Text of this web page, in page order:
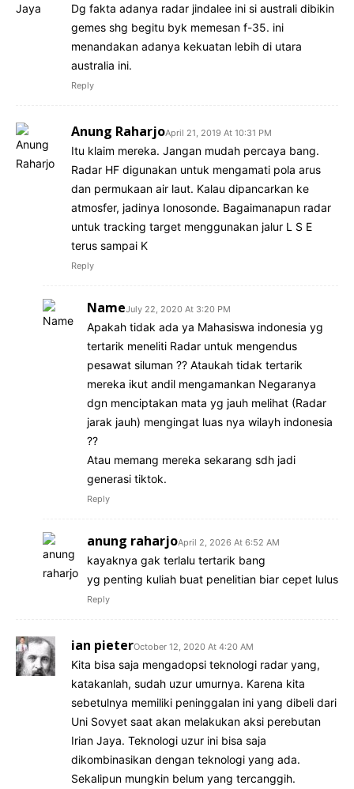
Dg fakta adanya radar jindalee ini si australi dibikin
gemes shg begitu byk memesan f-35. ini
menandakan adanya kekuatan lebih di utara
australia ini.
Reply
Anung RaharjoApril 21, 2019 At 10:31 PM
Itu klaim mereka. Jangan mudah percaya bang.
Radar HF digunakan untuk mengamati pola arus
dan permukaan air laut. Kalau dipancarkan ke
atmosfer, jadinya Ionosonde. Bagaimanapun radar
untuk tracking target menggunakan jalur L S E
terus sampai K
Reply
NameJuly 22, 2020 At 3:20 PM
Apakah tidak ada ya Mahasiswa indonesia yg
tertarik meneliti Radar untuk mengendus
pesawat siluman ?? Ataukah tidak tertarik
mereka ikut andil mengamankan Negaranya
dgn menciptakan mata yg jauh melihat (Radar
jarak jauh) mengingat luas nya wilayh indonesia
??
Atau memang mereka sekarang sdh jadi
generasi tiktok.
Reply
anung raharjoApril 2, 2026 At 6:52 AM
kayaknya gak terlalu tertarik bang
yg penting kuliah buat penelitian biar cepet lulus
Reply
ian pieterOctober 12, 2020 At 4:20 AM
Kita bisa saja mengadopsi teknologi radar yang,
katakanlah, sudah uzur umurnya. Karena kita
sebetulnya memiliki peninggalan ini yang dibeli dari
Uni Sovyet saat akan melakukan aksi perebutan
Irian Jaya. Teknologi uzur ini bisa saja
dikombinasikan dengan teknologi yang ada.
Sekalipun mungkin belum yang tercanggih.